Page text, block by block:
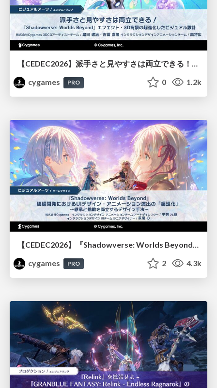
【CEDEC2026】派手さと見やすさは両立できる！『Shadowverse: Worlds Beyond』エフェクト・3D背景の超進化したビジュアル設計
cygames
PRO 0 1.2k
【CEDEC2026】『Shadowverse: Worlds Beyond』続編開発におけるUIデザイン・アニメーション演出の「超進化」 ～継承と挑戦を両立するデザイン手法～
cygames
PRO 2 4.3k